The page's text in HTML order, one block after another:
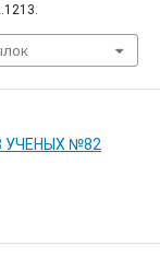
УЧЕНЫХ №82